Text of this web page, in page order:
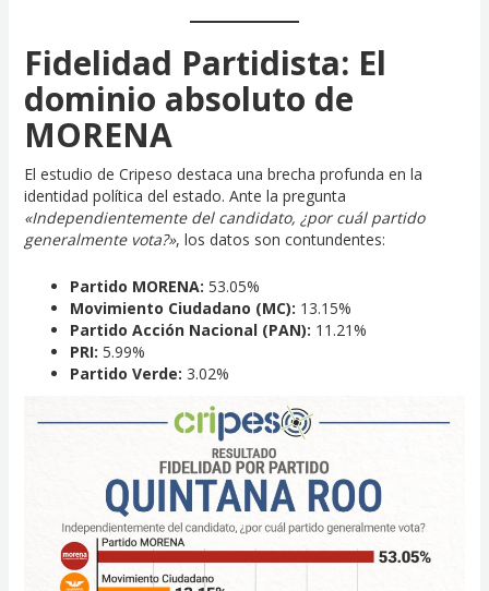
Fidelidad Partidista: El
dominio absoluto de
MORENA
El estudio de Cripeso destaca una brecha profunda en la
identidad política del estado. Ante la pregunta
«Independientemente del candidato, ¿por cuál partido
generalmente vota?», los datos son contundentes:
Partido MORENA: 53.05%
Movimiento Ciudadano (MC): 13.15%
Partido Acción Nacional (PAN): 11.21%
PRI: 5.99%
Partido Verde: 3.02%